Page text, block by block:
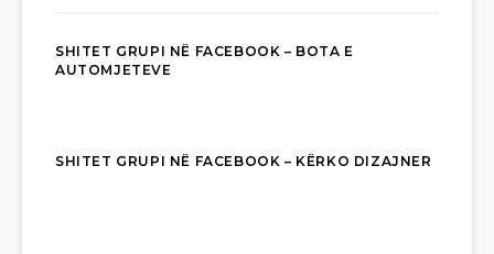
SHITET GRUPI NË FACEBOOK – BOTA E
AUTOMJETEVE
SHITET GRUPI NË FACEBOOK – KËRKO DIZAJNER